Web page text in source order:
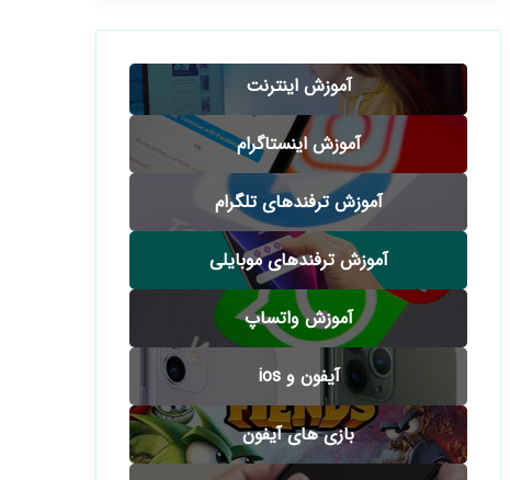
آموزش اینترنت
آموزش اینستاگرام
آموزش ترفندهای تلگرام
آموزش ترفندهای موبایلی
آموزش واتساپ
آیفون و ios
بازی های آیفون